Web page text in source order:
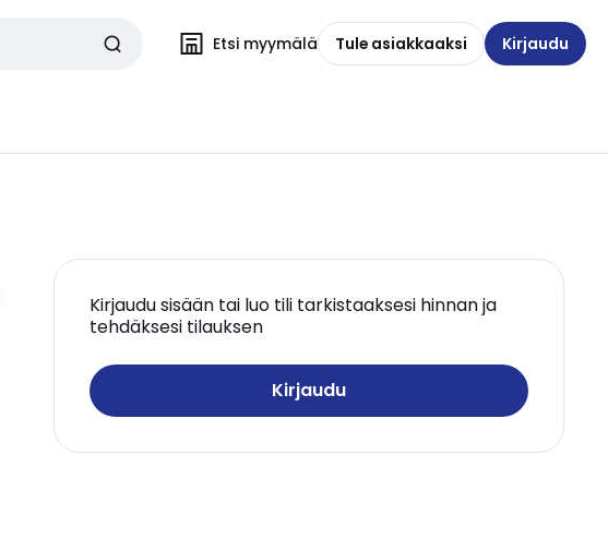
Etsi myymälä Tule asiakkaaksi Kirjaudu
Kirjaudu sisään tai luo tili tarkistaaksesi hinnan ja
tehdäksesi tilauksen
Kirjaudu